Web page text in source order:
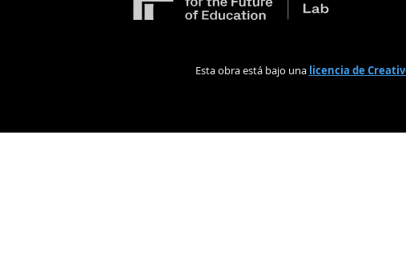
Esta obra está bajo una licencia de